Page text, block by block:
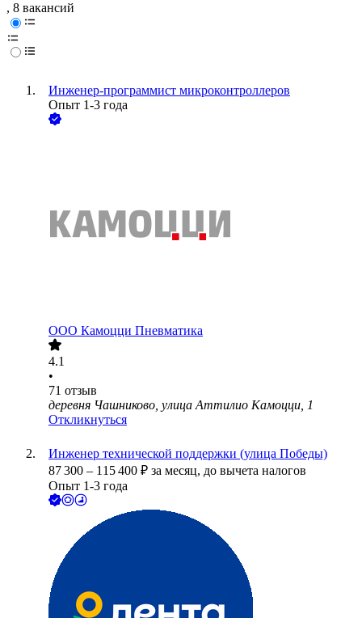
, 8 вакансий
Инженер-программист микроконтроллеров
Опыт 1-3 года
ООО Камоцци Пневматика
4.1
•
71 отзыв
деревня Чашниково, улица Аттилио Камоцци, 1
Откликнуться
Инженер технической поддержки (улица Победы)
87 300 – 115 400 ₽ за месяц, до вычета налогов
Опыт 1-3 года